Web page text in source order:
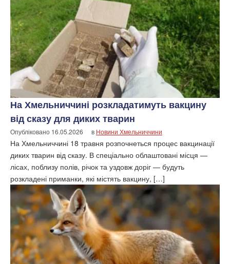
На Хмельниччині розкладатимуть вакцину
від сказу для диких тварин
Опубліковано 16.05.2026 в Новини Хмельниччини
На Хмельниччині 18 травня розпочнеться процес вакцинації
диких тварин від сказу. В спеціально облаштовані місця —
лісах, поблизу полів, річок та уздовж доріг — будуть
розкладені приманки, які містять вакцину, […]